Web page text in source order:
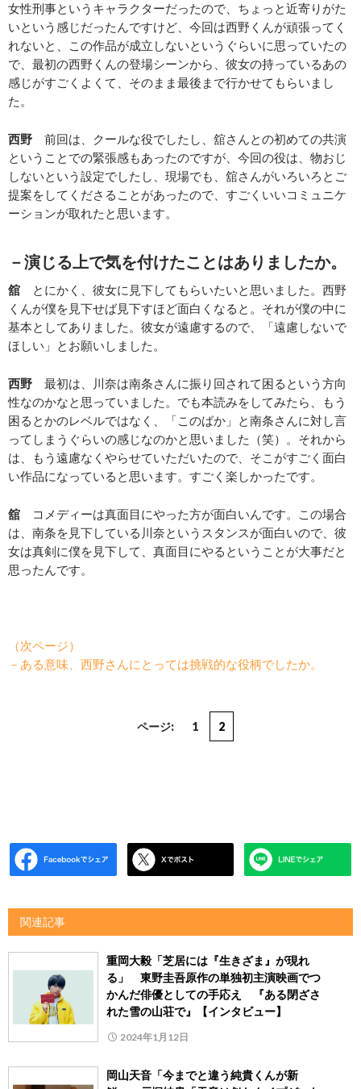
女性刑事というキャラクターだったので、ちょっと近寄りがた
いという感じだったんですけど、今回は西野くんが頑張ってく
れないと、この作品が成立しないというぐらいに思っていたの
で、最初の西野くんの登場シーンから、彼女の持っているあの
感じがすごくよくて、そのまま最後まで行かせてもらいまし
た。
西野 前回は、クールな役でしたし、舘さんとの初めての共演
ということでの緊張感もあったのですが、今回の役は、物おじ
しないという設定でしたし、現場でも、舘さんがいろいろとご
提案をしてくださることがあったので、すごくいいコミュニケ
ーションが取れたと思います。
－演じる上で気を付けたことはありましたか。
舘 とにかく、彼女に見下してもらいたいと思いました。西野
くんが僕を見下せば見下すほど面白くなると。それが僕の中に
基本としてありました。彼女が遠慮するので、「遠慮しないで
ほしい」とお願いしました。
西野 最初は、川奈は南条さんに振り回されて困るという方向
性なのかなと思っていました。でも本読みをしてみたら、もう
困るとかのレベルではなく、「このばか」と南条さんに対し言
ってしまうぐらいの感じなのかと思いました（笑）。それから
は、もう遠慮なくやらせていただいたので、そこがすごく面白
い作品になっていると思います。すごく楽しかったです。
舘 コメディーは真面目にやった方が面白いんです。この場合
は、南条を見下している川奈というスタンスが面白いので、彼
女は真剣に僕を見下して、真面目にやるということが大事だと
思ったんです。
（次ページ）
－ある意味、西野さんにとっては挑戦的な役柄でしたか。
ページ: 1 2
関連記事
重岡大毅「芝居には『生きざま』が現れ
る」 東野圭吾原作の単独初主演映画でつ
かんだ俳優としての手応え 『ある閉ざさ
れた雪の山荘で』【インタビュー】
2024年1月12日
岡山天音「今までと違う純貴くんが新